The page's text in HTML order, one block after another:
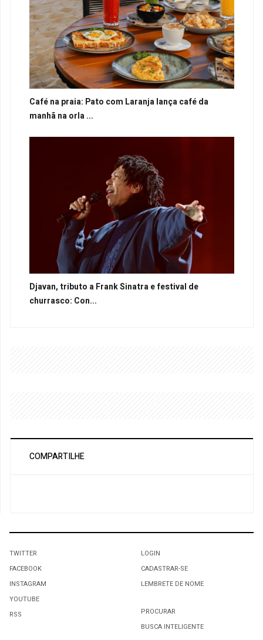
Café na praia: Pato com Laranja lança café da
manhã na orla ...
Djavan, tributo a Frank Sinatra e festival de
churrasco: Con...
COMPARTILHE
TWITTER
FACEBOOK
INSTAGRAM
YOUTUBE
RSS
LOGIN
CADASTRAR-SE
LEMBRETE DE NOME
PROCURAR
BUSCA INTELIGENTE